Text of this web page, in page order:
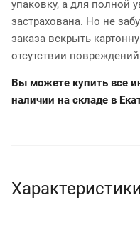
упаковку, а для полной
застрахована. Но не
заказа вскрыть
отсутствии
Вы можете купить все
наличии на складе в
Характеристики